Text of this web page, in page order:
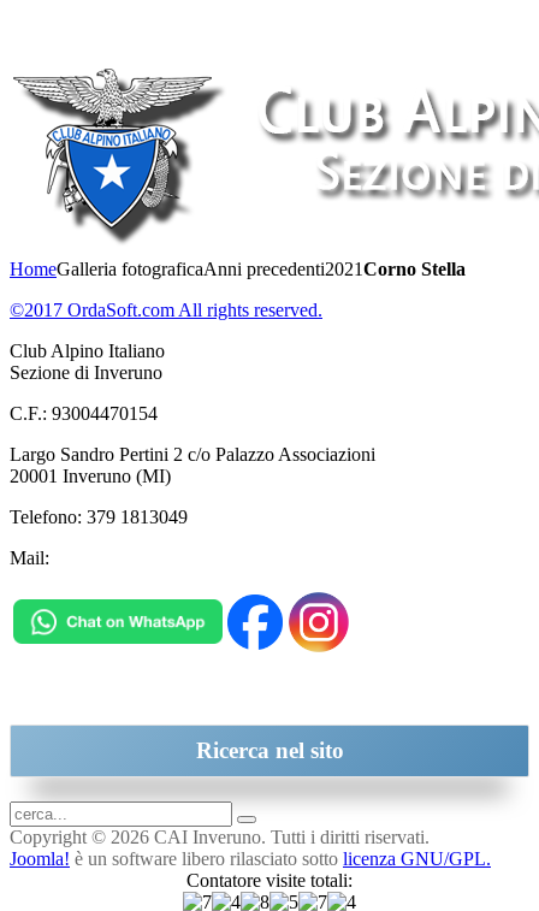
HomeGalleria fotograficaAnni precedenti2021Corno Stella
©2017 OrdaSoft.com All rights reserved.
Club Alpino Italiano
Sezione di Inveruno
C.F.: 93004470154
Largo Sandro Pertini 2 c/o Palazzo Associazioni
20001 Inveruno (MI)
Telefono: 379 1813049
Mail:
Ricerca nel sito
Copyright © 2026 CAI Inveruno. Tutti i diritti riservati.
Joomla! è un software libero rilasciato sotto licenza GNU/GPL.
Contatore visite totali: